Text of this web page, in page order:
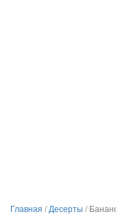
Главная /Десерты /